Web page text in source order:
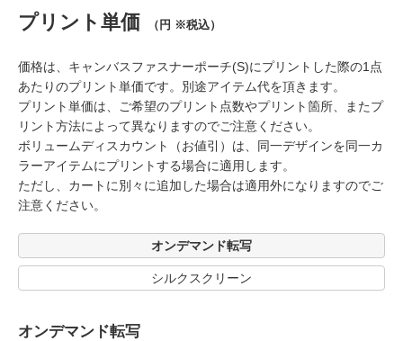
プリント単価 （円 ※税込）
価格は、キャンバスファスナーポーチ(S)にプリントした際の1点
あたりのプリント単価です。別途アイテム代を頂きます。
プリント単価は、ご希望のプリント点数やプリント箇所、またプ
リント方法によって異なりますのでご注意ください。
ボリュームディスカウント（お値引）は、同一デザインを同一カ
ラーアイテムにプリントする場合に適用します。
ただし、カートに別々に追加した場合は適用外になりますのでご
注意ください。
オンデマンド転写
シルクスクリーン
オンデマンド転写